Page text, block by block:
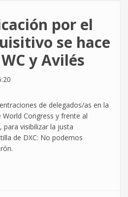
por el
se hace
y Avilés
de delegados/as en la
Congress y frente al
para visibilizar la justa
de DXC: No podemos